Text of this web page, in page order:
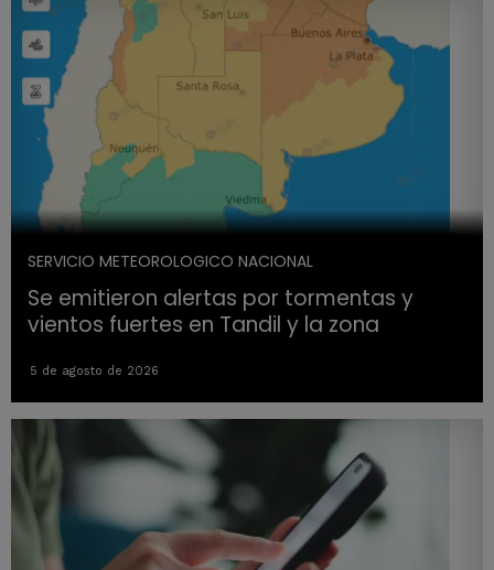
SERVICIO METEOROLOGICO NACIONAL
Se emitieron alertas por tormentas y
vientos fuertes en Tandil y la zona
5 de agosto de 2026